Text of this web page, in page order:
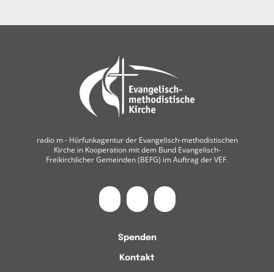
radio m ‐ Hörfunkagentur der Evangelisch-methodistischen
Kirche in Kooperation mit dem Bund Evangelisch-
Freikirchlicher Gemeinden (BEFG) im Auftrag der VEF.
Spenden
Kontakt